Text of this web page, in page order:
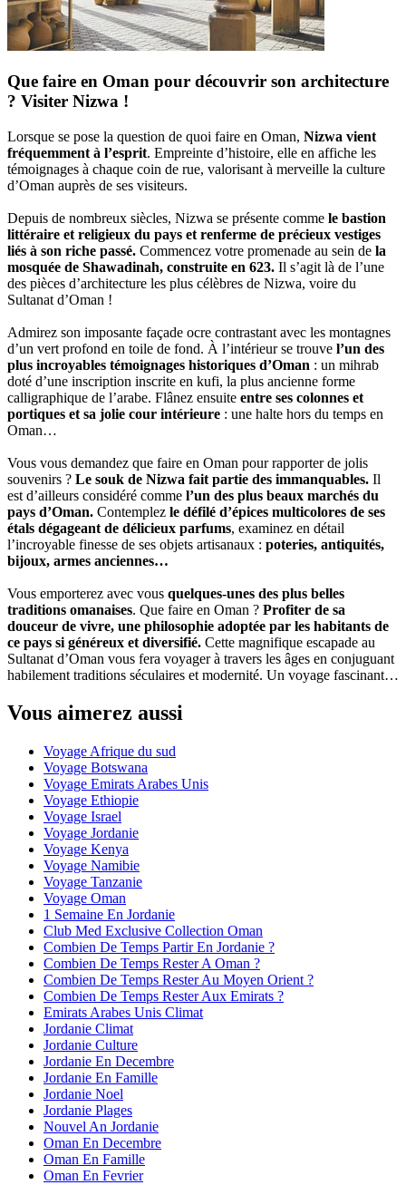
Que faire en Oman pour découvrir son architecture
? Visiter Nizwa !
Lorsque se pose la question de quoi faire en Oman, Nizwa vient
fréquemment à l’esprit. Empreinte d’histoire, elle en affiche les
témoignages à chaque coin de rue, valorisant à merveille la culture
d’Oman auprès de ses visiteurs.
Depuis de nombreux siècles, Nizwa se présente comme le bastion
littéraire et religieux du pays et renferme de précieux vestiges
liés à son riche passé. Commencez votre promenade au sein de la
mosquée de Shawadinah, construite en 623. Il s’agit là de l’une
des pièces d’architecture les plus célèbres de Nizwa, voire du
Sultanat d’Oman !
Admirez son imposante façade ocre contrastant avec les montagnes
d’un vert profond en toile de fond. À l’intérieur se trouve l’un des
plus incroyables témoignages historiques d’Oman : un mihrab
doté d’une inscription inscrite en kufi, la plus ancienne forme
calligraphique de l’arabe. Flânez ensuite entre ses colonnes et
portiques et sa jolie cour intérieure : une halte hors du temps en
Oman…
Vous vous demandez que faire en Oman pour rapporter de jolis
souvenirs ? Le souk de Nizwa fait partie des immanquables. Il
est d’ailleurs considéré comme l’un des plus beaux marchés du
pays d’Oman. Contemplez le défilé d’épices multicolores de ses
étals dégageant de délicieux parfums, examinez en détail
l’incroyable finesse de ses objets artisanaux : poteries, antiquités,
bijoux, armes anciennes…
Vous emporterez avec vous quelques-unes des plus belles
traditions omanaises. Que faire en Oman ? Profiter de sa
douceur de vivre, une philosophie adoptée par les habitants de
ce pays si généreux et diversifié. Cette magnifique escapade au
Sultanat d’Oman vous fera voyager à travers les âges en conjuguant
habilement traditions séculaires et modernité. Un voyage fascinant…
Vous aimerez aussi
Voyage Afrique du sud
Voyage Botswana
Voyage Emirats Arabes Unis
Voyage Ethiopie
Voyage Israel
Voyage Jordanie
Voyage Kenya
Voyage Namibie
Voyage Tanzanie
Voyage Oman
1 Semaine En Jordanie
Club Med Exclusive Collection Oman
Combien De Temps Partir En Jordanie ?
Combien De Temps Rester A Oman ?
Combien De Temps Rester Au Moyen Orient ?
Combien De Temps Rester Aux Emirats ?
Emirats Arabes Unis Climat
Jordanie Climat
Jordanie Culture
Jordanie En Decembre
Jordanie En Famille
Jordanie Noel
Jordanie Plages
Nouvel An Jordanie
Oman En Decembre
Oman En Famille
Oman En Fevrier